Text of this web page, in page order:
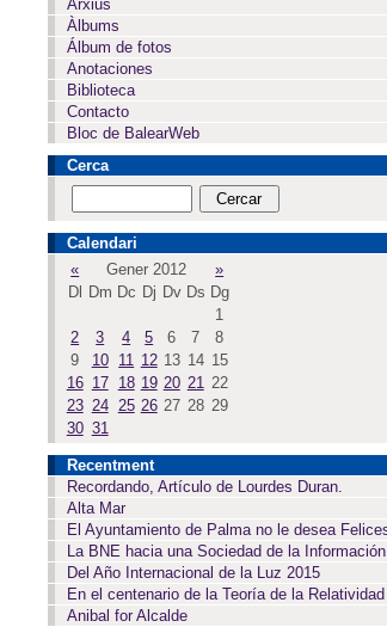
Arxius
Àlbums
Álbum de fotos
Anotaciones
Biblioteca
Contacto
Bloc de BalearWeb
Cerca
Calendari
«
Gener 2012
»
Dl
Dm Dc Dj Dv Ds Dg
1
2
3 4 5 6 7
8
9
10 11 12 13 14 15
16 17 18 19 20 21 22
23 24 25 26 27 28 29
30 31
Recentment
Recordando, Artículo de Lourdes Duran.
Alta Mar
El Ayuntamiento de Palma no le desea
La BNE hacia una Sociedad de la Información
Del Año Internacional de la Luz 2015
En el centenario de la Teoría de la
Anibal for Alcalde